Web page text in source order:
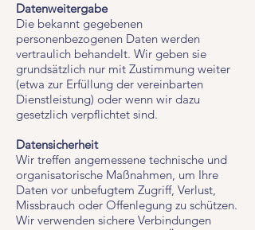
Datenweitergabe
Die bekannt gegebenen
personenbezogenen Daten werden
vertraulich behandelt. Wir geben sie
grundsätzlich nur mit Zustimmung weiter
(etwa zur Erfüllung der vereinbarten
Dienstleistung) oder wenn wir dazu
gesetzlich verpflichtet sind.
Datensicherheit
Wir treffen angemessene technische und
organisatorische Maßnahmen, um Ihre
Daten vor unbefugtem Zugriff, Verlust,
Missbrauch oder Offenlegung zu schützen.
Wir verwenden sichere Verbindungen